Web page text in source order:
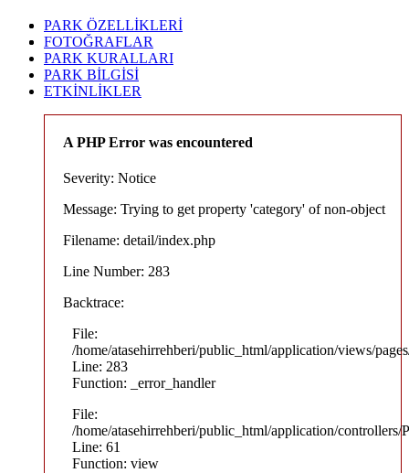
PARK ÖZELLİKLERİ
FOTOĞRAFLAR
PARK KURALLARI
PARK BİLGİSİ
ETKİNLİKLER
A PHP Error was encountered
Severity: Notice
Message: Trying to get property 'category' of non-object
Filename: detail/index.php
Line Number: 283
Backtrace:
File:
/home/atasehirrehberi/public_html/application/views/
Line: 283
Function: _error_handler
File:
/home/atasehirrehberi/public_html/application/controllers/
Line: 61
Function: view